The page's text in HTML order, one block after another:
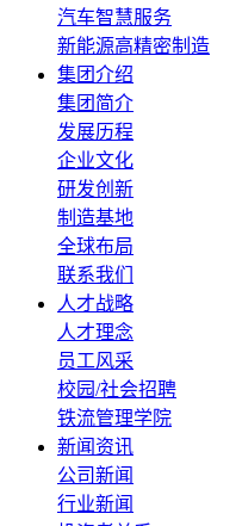
汽车智慧服务
新能源高精密制造
集团介绍
集团简介
发展历程
企业文化
研发创新
制造基地
全球布局
联系我们
人才战略
人才理念
员工风采
校园/社会招聘
铁流管理学院
新闻资讯
公司新闻
行业新闻